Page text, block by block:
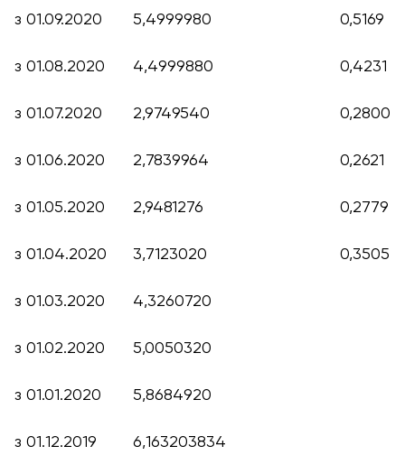
з 01.09.2020 5,4999980 0,5169
з 01.08.2020 4,4999880 0,4231
з 01.07.2020 2,9749540 0,2800
з 01.06.2020 2,7839964 0,2621
з 01.05.2020 2,9481276 0,2779
з 01.04.2020 3,7123020 0,3505
з 01.03.2020 4,3260720
з 01.02.2020 5,0050320
з 01.01.2020 5,8684920
з 01.12.2019 6,163203834